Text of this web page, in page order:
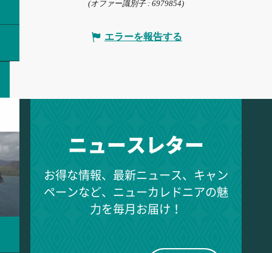
(オファー識別子 : 6979854)
エラーを報告する
ニュースレター
お得な情報、最新ニュース、キャン
ペーンなど、ニューカレドニアの魅
力を毎月お届け！